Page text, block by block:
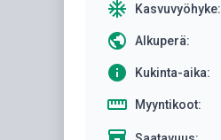
ac_unit Kasvuvyöhyke:
public Alkuperä:
info Kukinta-aika:
straighten Myyntikoot: